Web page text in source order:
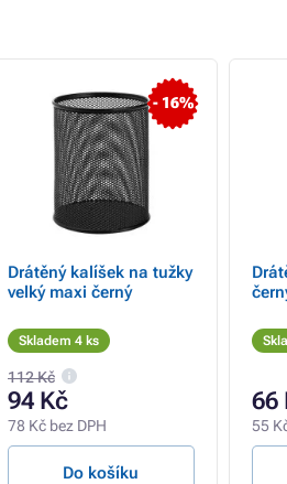
- 16%
Drátěný kalíšek na tužky
velký maxi černý
Skladem 4 ks
112 Kč
94 Kč
78 Kč bez DPH
Do košíku
66
55